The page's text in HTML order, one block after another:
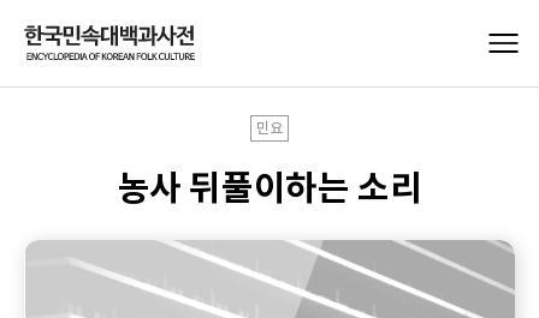
민요
농사 뒤풀이하는 소리